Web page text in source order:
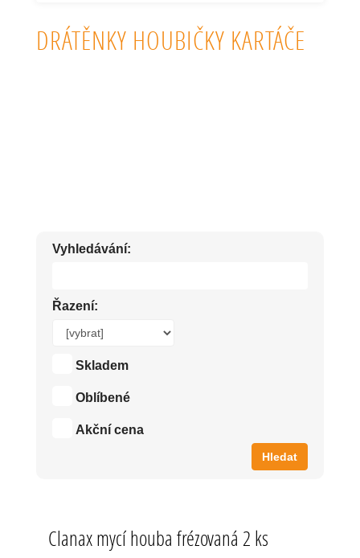
DRÁTĚNKY HOUBIČKY KARTÁČE
Vyhledávání:
Řazení:
Skladem
Oblíbené
Akční cena
Hledat
Clanax mycí houba frézovaná 2 ks